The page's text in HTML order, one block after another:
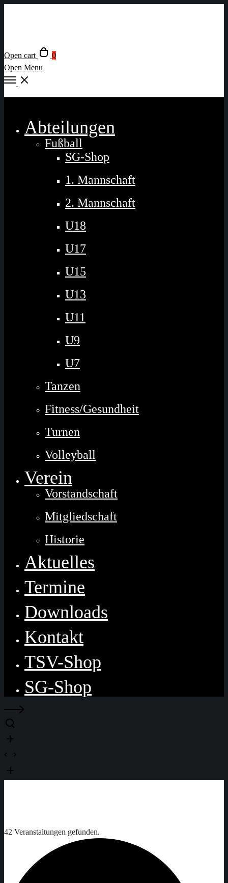
Open cart
0
Open Menu
Abteilungen
Fußball
SG-Shop
1. Mannschaft
2. Mannschaft
U18
U17
U15
U13
U11
U9
U7
Tanzen
Fitness/Gesundheit
Turnen
Volleyball
Verein
Vorstandschaft
Mitgliedschaft
Historie
Aktuelles
Termine
Downloads
Kontakt
TSV-Shop
SG-Shop
42 Veranstaltungen gefunden.